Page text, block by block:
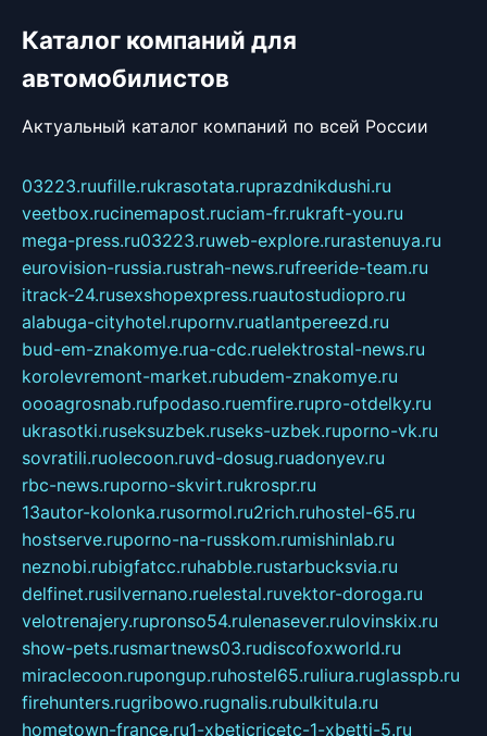
Каталог компаний для
автомобилистов
Актуальный каталог компаний по всей России
03223.ruufille.rukrasotata.ruprazdnikdushi.ru
veetbox.rucinemapost.ruciam-fr.rukraft-you.ru
mega-press.ru03223.ruweb-explore.rurastenuya.ru
eurovision-russia.rustrah-news.rufreeride-team.ru
itrack-24.rusexshopexpress.ruautostudiopro.ru
alabuga-cityhotel.rupornv.ruatlantpereezd.ru
bud-em-znakomye.rua-cdc.ruelektrostal-news.ru
korolevremont-market.rubudem-znakomye.ru
oooagrosnab.rufpodaso.ruemfire.rupro-otdelky.ru
ukrasotki.ruseksuzbek.ruseks-uzbek.ruporno-vk.ru
sovratili.ruolecoon.ruvd-dosug.ruadonyev.ru
rbc-news.ruporno-skvirt.rukrospr.ru
13autor-kolonka.rusormol.ru2rich.ruhostel-65.ru
hostserve.ruporno-na-russkom.rumishinlab.ru
neznobi.rubigfatcc.ruhabble.rustarbucksvia.ru
delfinet.rusilvernano.ruelestal.ruvektor-doroga.ru
velotrenajery.rupronso54.rulenasever.rulovinskix.ru
show-pets.rusmartnews03.rudiscofoxworld.ru
miraclecoon.rupongup.ruhostel65.ruliura.ruglasspb.ru
firehunters.rugribowo.rugnalis.rubulkitula.ru
hometown-france.ru1-xbeticricetc-1-xbetti-5.ru